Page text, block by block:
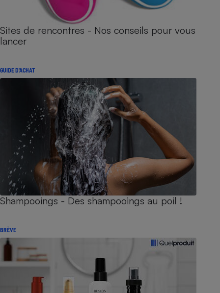
Sites de rencontres - Nos conseils pour vous
lancer
GUIDE D'ACHAT
Shampooings - Des shampooings au poil !
BRÈVE